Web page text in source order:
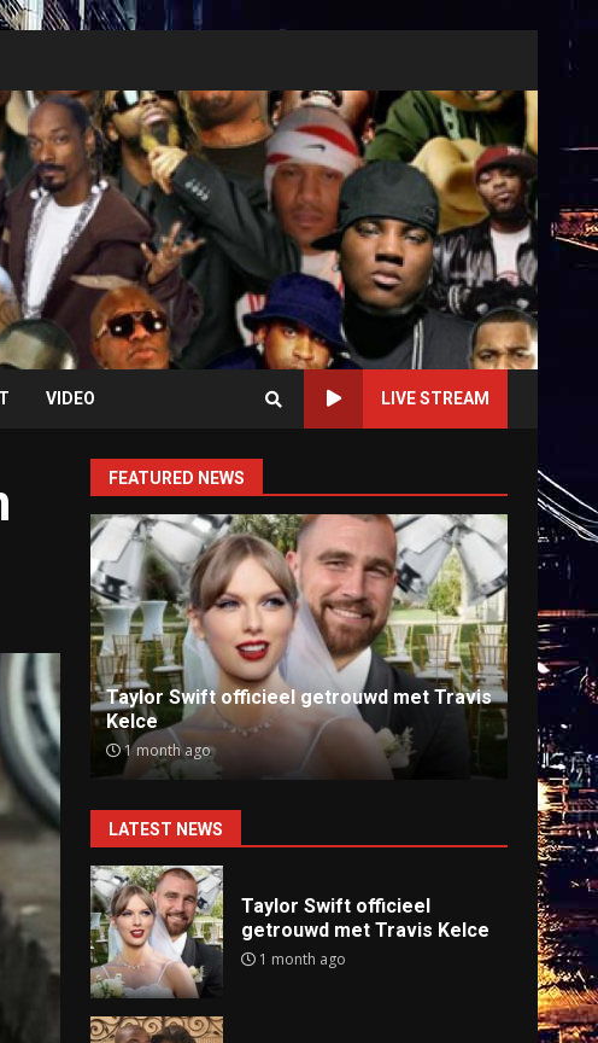
VIDEO LIVE STREAM
FEATURED NEWS
Ray J klaagt Kim Kardashian aan om
sekstape
9 months ago
Anti-
9
LATEST NEWS
Taylor Swift officieel
getrouwd met Travis Kelce
1 month ago